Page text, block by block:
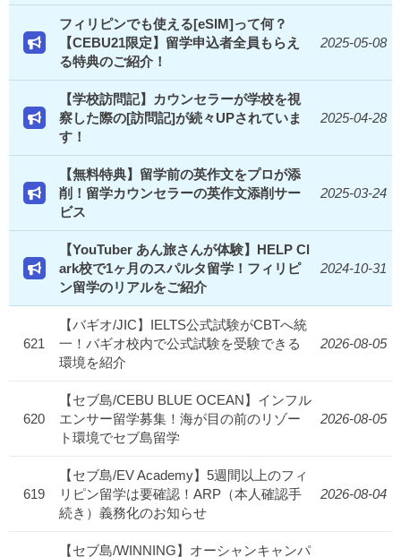
フィリピンでも使える[eSIM]って何？
【CEBU21限定】留学申込者全員もらえ
る特典のご紹介！
2025-05-08
【学校訪問記】カウンセラーが学校を視
察した際の[訪問記]が続々UPされていま
す！
2025-04-28
【無料特典】留学前の英作文をプロが添
削！留学カウンセラーの英作文添削サー
ビス
2025-03-24
【YouTuber あん旅さんが体験】HELP Cl
ark校で1ヶ月のスパルタ留学！フィリピ
ン留学のリアルをご紹介
2024-10-31
621
【バギオ/JIC】IELTS公式試験がCBTへ統
一！バギオ校内で公式試験を受験できる
環境を紹介
2026-08-05
620
【セブ島/CEBU BLUE OCEAN】インフル
エンサー留学募集！海が目の前のリゾー
ト環境でセブ島留学
2026-08-05
619
【セブ島/EV Academy】5週間以上のフィ
リピン留学は要確認！ARP（本人確認手
続き）義務化のお知らせ
2026-08-04
【セブ島/WINNING】オーシャンキャンパ